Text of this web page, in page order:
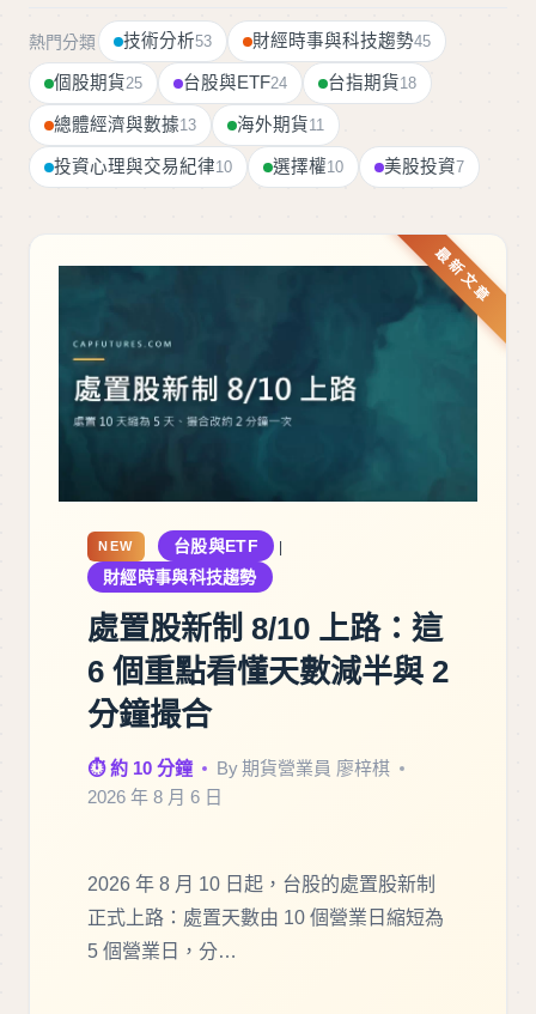
熱門分類 技術分析53 財經時事與科技趨勢45
個股期貨25 台股與ETF24 台指期貨18
總體經濟與數據13 海外期貨11
投資心理與交易紀律10 選擇權10 美股投資7
NEW 台股與ETF |
財經時事與科技趨勢
處置股新制 8/10 上路：這
6 個重點看懂天數減半與 2
分鐘撮合
⏱ 約 10 分鐘 By期貨營業員 廖梓棋
2026 年 8 月 6 日
2026 年 8 月 10 日起，台股的處置股新制
正式上路：處置天數由 10 個營業日縮短為
5 個營業日，分…